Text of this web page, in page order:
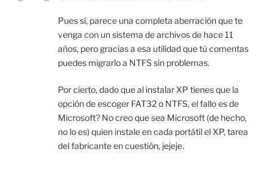
Pues sí, parece una completa aberración que te
venga con un sistema de archivos de hace 11
años, pero gracias a esa utilidad que tú comentas
puedes migrarlo a NTFS sin problemas.
Por cierto, dado que al instalar XP tienes que la
opción de escoger FAT32 o NTFS, el fallo es de
Microsoft? No creo que sea Microsoft (de hecho,
no lo es) quien instale en cada portátil el XP, tarea
del fabricante en cuestión, jejeje.